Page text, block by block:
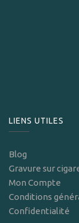
LIENS UTILES
Blog
Gravure sur
Mon Compte
Conditions
Confidentialité